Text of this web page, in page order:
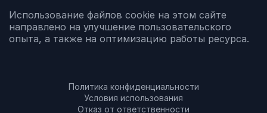
Использование файлов cookie на этом сайте
направлено на улучшение пользовательского
опыта, а также на оптимизацию работы ресурса.
Политика конфиденциальности
Условия использования
Отказ от ответственности